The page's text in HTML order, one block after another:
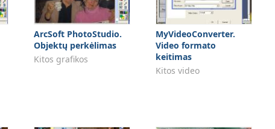
ArcSoft PhotoStudio.
Objektų perkėlimas
Kitos grafikos
MyVideoConverter.
Video formato
keitimas
Kitos video